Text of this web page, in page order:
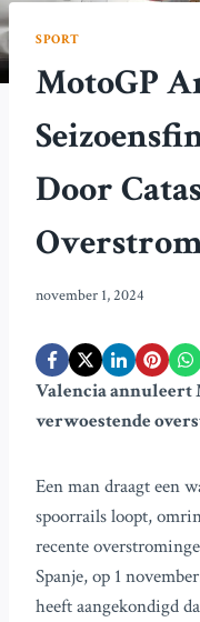
SPORT
MotoGP
Door
november 1, 2024
Valencia annuleert
verwoestende
Een man draagt een
spoorrails loopt,
recente
Spanje, op 1
heeft aangekondigd